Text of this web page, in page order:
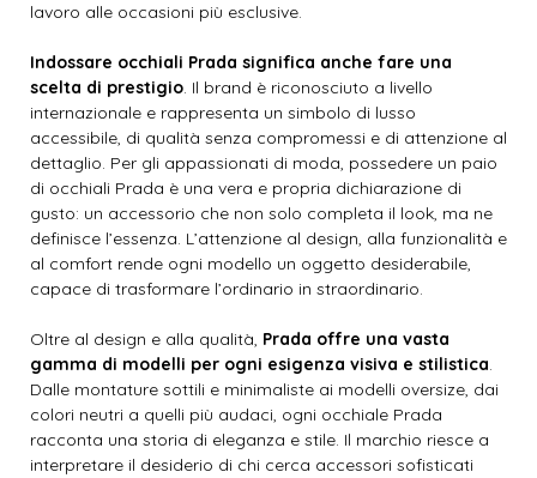
lavoro alle occasioni più esclusive.
Indossare occhiali Prada significa anche fare una
scelta di prestigio. Il brand è riconosciuto a livello
internazionale e rappresenta un simbolo di lusso
accessibile, di qualità senza compromessi e di attenzione al
dettaglio. Per gli appassionati di moda, possedere un paio
di occhiali Prada è una vera e propria dichiarazione di
gusto: un accessorio che non solo completa il look, ma ne
definisce l’essenza. L’attenzione al design, alla funzionalità e
al comfort rende ogni modello un oggetto desiderabile,
capace di trasformare l’ordinario in straordinario.
Oltre al design e alla qualità, Prada offre una vasta
gamma di modelli per ogni esigenza visiva e stilistica.
Dalle montature sottili e minimaliste ai modelli oversize, dai
colori neutri a quelli più audaci, ogni occhiale Prada
racconta una storia di eleganza e stile. Il marchio riesce a
interpretare il desiderio di chi cerca accessori sofisticati